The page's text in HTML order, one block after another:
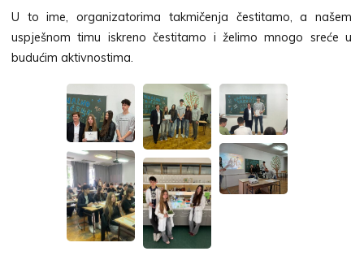
U to ime, organizatorima takmičenja čestitamo, a našem
uspješnom timu iskreno čestitamo i želimo mnogo sreće u
budućim aktivnostima.